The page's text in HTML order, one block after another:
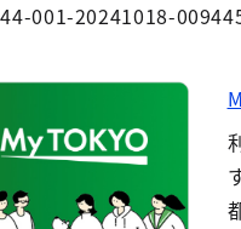
001-20241018-